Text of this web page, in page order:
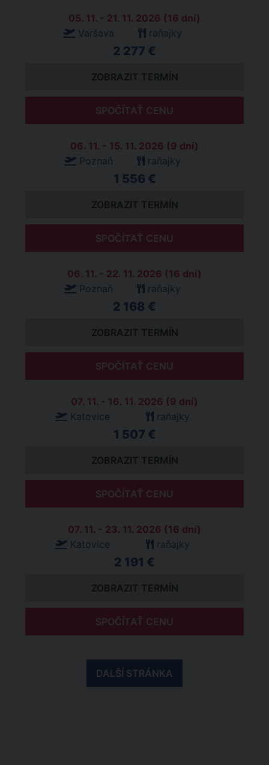
05. 11. - 21. 11. 2026 (16 dní)
Varšava
raňajky
2 277 €
ZOBRAZIT TERMÍN
SPOČÍTAŤ CENU
06. 11. - 15. 11. 2026 (9 dní)
Poznaň
raňajky
1 556 €
ZOBRAZIT TERMÍN
SPOČÍTAŤ CENU
06. 11. - 22. 11. 2026 (16 dní)
Poznaň
raňajky
2 168 €
ZOBRAZIT TERMÍN
SPOČÍTAŤ CENU
07. 11. - 16. 11. 2026 (9 dní)
Katovice
raňajky
1 507 €
ZOBRAZIT TERMÍN
SPOČÍTAŤ CENU
07. 11. - 23. 11. 2026 (16 dní)
Katovice
raňajky
2 191 €
ZOBRAZIT TERMÍN
SPOČÍTAŤ CENU
DALŠÍ STRÁNKA